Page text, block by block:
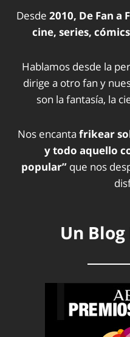
Desde 2010, De Fan a
cine, series,
Hablamos desde la
dirige a otro fan y
son la fantasía, la
Nos encanta frikear
y todo aquello
popular” que nos
Un